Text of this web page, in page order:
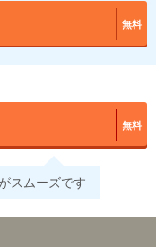
無料
無料
スムーズです